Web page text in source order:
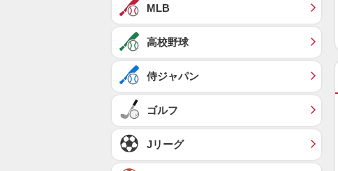
MLB
高校野球
侍ジャパン
ゴルフ
Jリーグ